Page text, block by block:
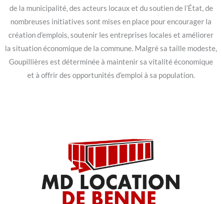
de la municipalité, des acteurs locaux et du soutien de l’État, de
nombreuses initiatives sont mises en place pour encourager la
création d’emplois, soutenir les entreprises locales et améliorer
la situation économique de la commune. Malgré sa taille modeste,
Goupillières est déterminée à maintenir sa vitalité économique
et à offrir des opportunités d’emploi à sa population.